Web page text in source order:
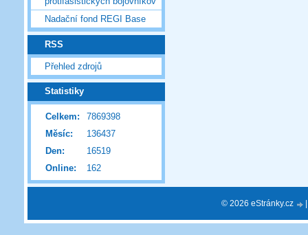
Nadační fond REGI Base
RSS
Přehled zdrojů
Statistiky
Online: 162
Celkem:
7869398
Měsíc:
136437
Den:
16519
© 2026 eStránky.cz